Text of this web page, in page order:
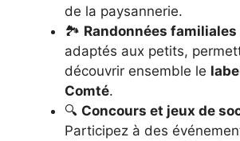
de la paysannerie.
🏞️ Randonnées familiales
adaptés aux petits,
découvrir ensemble le
Comté.
🔍 Concours et jeux de
Participez à des